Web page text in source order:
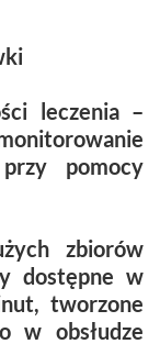
leczenia –
pomocy
zbiorów
dostępne w
tworzone
w obsłudze